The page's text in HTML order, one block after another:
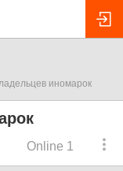
иномарок
Online 1